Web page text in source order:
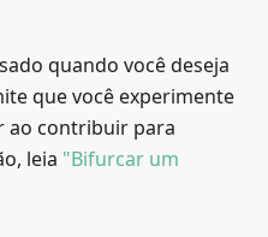
quando você deseja
que você experimente
ao contribuir para
leia "Bifurcar um